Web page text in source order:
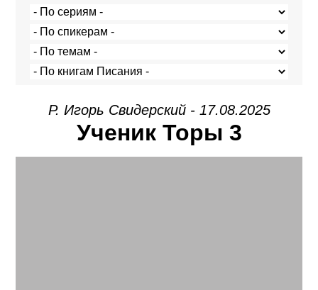
Р. Игорь Свидерский - 17.08.2025
Ученик Торы 3